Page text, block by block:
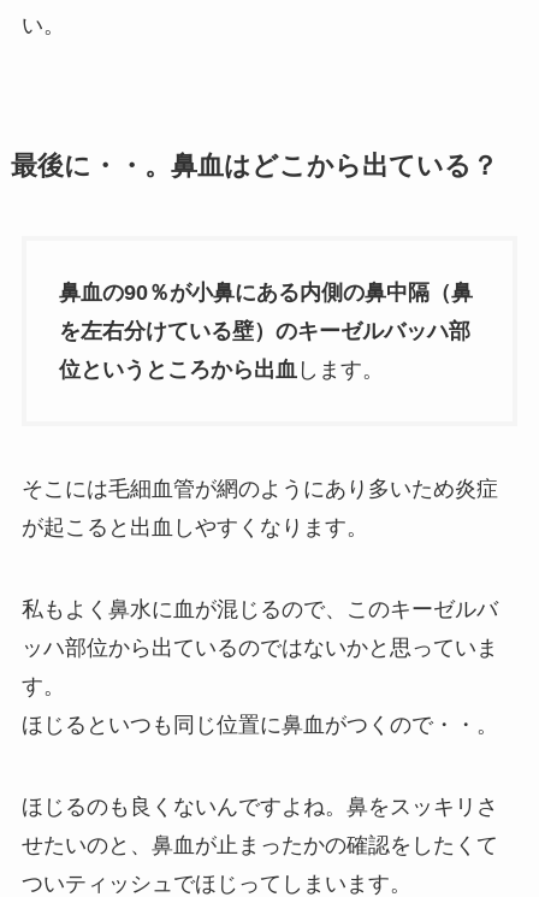
い。
最後に・・。鼻血はどこから出ている？
鼻血の90％が小鼻にある内側の鼻中隔（鼻
を左右分けている壁）のキーゼルバッハ部
位というところから出血します。
そこには毛細血管が網のようにあり多いため炎症
が起こると出血しやすくなります。
私もよく鼻水に血が混じるので、このキーゼルバ
ッハ部位から出ているのではないかと思っていま
す。
ほじるといつも同じ位置に鼻血がつくので・・。
ほじるのも良くないんですよね。鼻をスッキリさ
せたいのと、鼻血が止まったかの確認をしたくて
ついティッシュでほじってしまいます。